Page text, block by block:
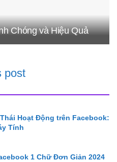
Chóng và Hiệu Quả
post
Hoạt Động trên Facebook:
Tính
1 Chữ Đơn Giản 2024